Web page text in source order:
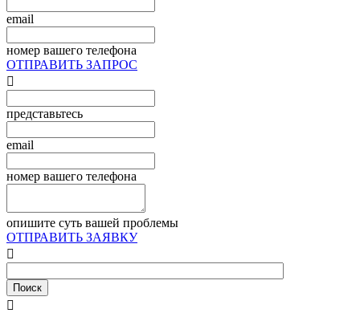
email
номер вашего телефона
ОТПРАВИТЬ ЗАПРОС

представьтесь
email
номер вашего телефона
опишите суть вашей проблемы
ОТПРАВИТЬ ЗАЯВКУ

